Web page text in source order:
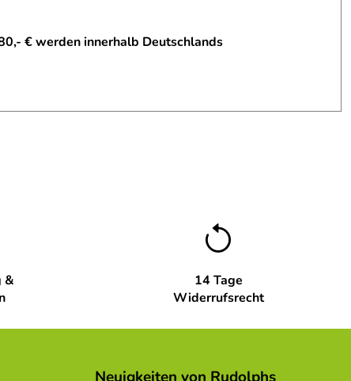
€ werden innerhalb Deutschlands
&
14 Tage
Widerrufsrecht